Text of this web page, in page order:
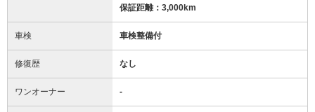
保証距離：3,000km
車検 車検整備付
修復歴 なし
ワンオーナー -